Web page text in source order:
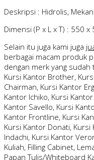
Deskripsi : Hidrolis,
Dimensi (P x L x T) : 550
Selain itu juga kami juga
berbagai macam produk
dengan merk yang
Kursi Kantor Brother,
Chairman, Kursi Kantor
Kantor Ichiko, Kursi
Kantor Savello, Kursi
Kantor Frontline, Kursi
Kursi Kantor Donati,
Indachi, Kursi Kantor
Kuliah, Filling Cabinet,
Papan Tulis/Whiteboard